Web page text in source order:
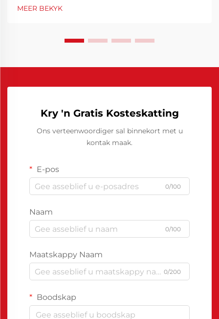
essensiële gereedskap speel 'n epoksiehars
MEER BEKYK
Kry 'n Gratis Kosteskatting
Ons verteenwoordiger sal binnekort met u
kontak maak.
E-pos
0/100
Naam
0/100
Maatskappy Naam
0/200
Boodskap